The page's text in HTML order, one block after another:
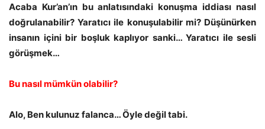
Acaba Kur’an’ın bu anlatısındaki konuşma iddiası nasıl
doğrulanabilir? Yaratıcı ile konuşulabilir mi? Düşünürken
insanın içini bir boşluk kaplıyor sanki… Yaratıcı ile sesli
görüşmek…
Bu nasıl mümkün olabilir?
Alo, Ben kulunuz falanca… Öyle değil tabi.